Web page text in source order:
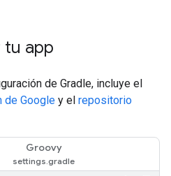
app
de Gradle, incluye el
de Google y el repositorio
Groovy